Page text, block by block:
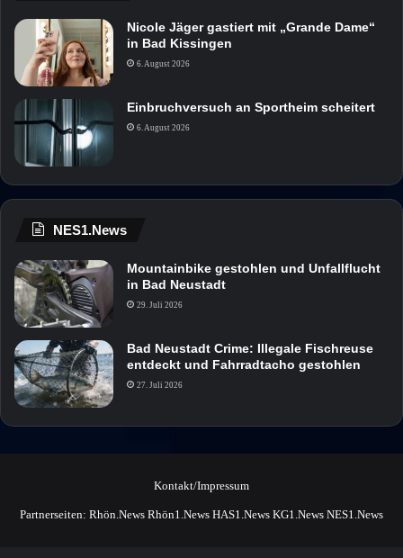
Nicole Jäger gastiert mit „Grande Dame“
in Bad Kissingen
6. August 2026
Einbruchversuch an Sportheim scheitert
6. August 2026
NES1.News
Mountainbike gestohlen und Unfallflucht
in Bad Neustadt
29. Juli 2026
Bad Neustadt Crime: Illegale Fischreuse
entdeckt und Fahrradtacho gestohlen
27. Juli 2026
Kontakt/Impressum
Partnerseiten: Rhön.News Rhön1.News HAS1.News KG1.News NES1.News